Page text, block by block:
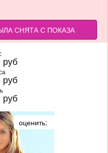
СНЯТА С ПОКАЗА
руб
руб
руб
оценить: